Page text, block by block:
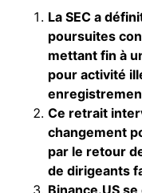
La SEC a
poursuites
mettant fin à
pour activité
Ce retrait
changement
par le retour
de dirigeants
Binance.US